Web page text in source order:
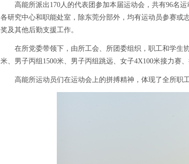
高能所派出 170人的代表团参加本届运动会，共有96名运
各研究中心和职能处室，除东莞分部外，均有运动员参赛或
奖及其他后勤支援工作。
在所党委带领下，由所工会、所团委组织，职工和学生
米、男子丙组 1500米、男子丙组跳远、女子4X100米接力赛
高能所运动员们在运动会上的拼搏精神，体现了全所职